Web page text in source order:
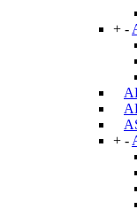
+ -
+ -